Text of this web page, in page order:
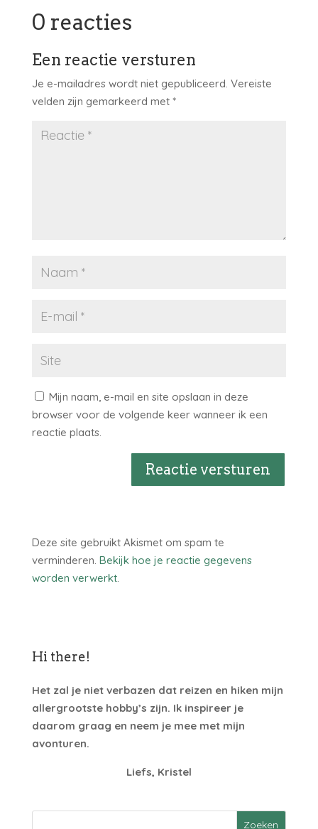
0 reacties
Een reactie versturen
Je e-mailadres wordt niet gepubliceerd. Vereiste
velden zijn gemarkeerd met *
Mijn naam, e-mail en site opslaan in deze
browser voor de volgende keer wanneer ik een
reactie plaats.
Reactie versturen
Deze site gebruikt Akismet om spam te
verminderen. Bekijk hoe je reactie gegevens
worden verwerkt.
Hi there!
Het zal je niet verbazen dat reizen en hiken mijn
allergrootste hobby’s zijn. Ik inspireer je
daarom graag en neem je mee met mijn
avonturen.
Liefs, Kristel